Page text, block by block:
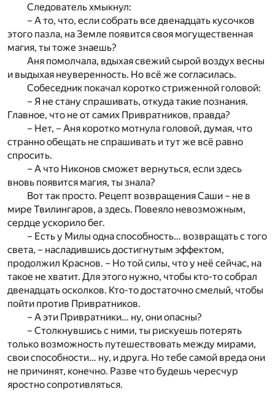
Следователь хмыкнул:
– А то, что, если собрать все двенадцать кусочков
этого пазла, на Земле появится своя могущественная
магия, ты тоже знаешь?
Аня помолчала, вдыхая свежий сырой воздух весны
и выдыхая неуверенность. Но всё же согласилась.
Собеседник покачал коротко стриженной головой:
– Я не стану спрашивать, откуда такие познания.
Главное, что не от самих Привратников, правда?
– Нет, – Аня коротко мотнула головой, думая, что
странно обещать не спрашивать и тут же всё равно
спросить.
– А что Никонов сможет вернуться, если здесь
вновь появится магия, ты знала?
Вот так просто. Рецепт возвращения Саши – не в
мире Твилингаров, а здесь. Повеяло невозможным,
сердце ускорило бег.
– Есть у Милы одна способность… возвращать с того
света, – насладившись достигнутым эффектом,
продолжил Краснов. – Но той силы, что у неё сейчас, на
такое не хватит. Для этого нужно, чтобы кто-то собрал
двенадцать осколков. Кто-то достаточно смелый, чтобы
пойти против Привратников.
– А эти Привратники… ну, они опасны?
– Столкнувшись с ними, ты рискуешь потерять
только возможность путешествовать между мирами,
свои способности… ну, и друга. Но тебе самой вреда они
не причинят, конечно. Разве что будешь чересчур
яростно сопротивляться.